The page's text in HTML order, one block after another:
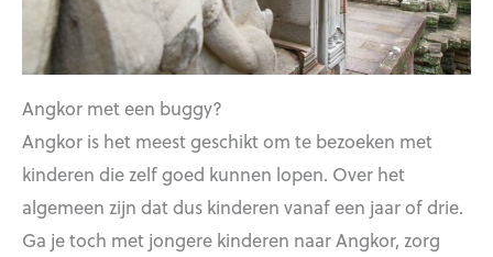
Angkor met een buggy?
Angkor is het meest geschikt om te bezoeken met
kinderen die zelf goed kunnen lopen. Over het
algemeen zijn dat dus kinderen vanaf een jaar of drie.
Ga je toch met jongere kinderen naar Angkor, zorg